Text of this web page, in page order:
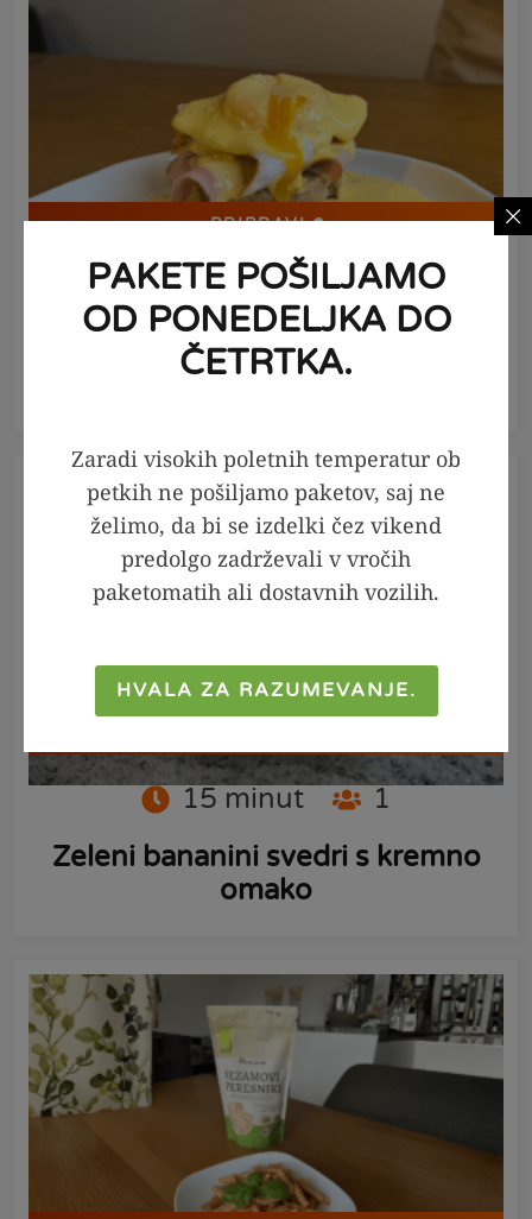
PRIPRAVI
20 minut
2
Keto bombetke z jajcem in hitro
holandsko omako
15 minut
1
Zeleni bananini svedri s kremno
omako
PAKETE POŠILJAMO
OD PONEDELJKA DO
ČETRTKA.
Zaradi visokih poletnih temperatur ob
petkih ne pošiljamo paketov, saj ne
želimo, da bi se izdelki čez vikend
predolgo zadrževali v vročih
paketomatih ali dostavnih vozilih.
HVALA ZA RAZUMEVANJE.